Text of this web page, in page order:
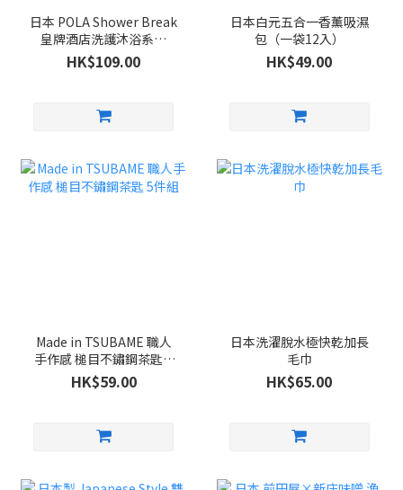
日本 POLA Shower Break
皇牌酒店洗護沐浴系列
280ml
HK$109.00
日本白元五合一香薰吸濕
包（一袋12入）
HK$49.00
Made in TSUBAME 職人
手作感 槌目不鏽鋼茶匙 5
件組
HK$59.00
日本洗濯脫水極快乾加長
毛巾
HK$65.00